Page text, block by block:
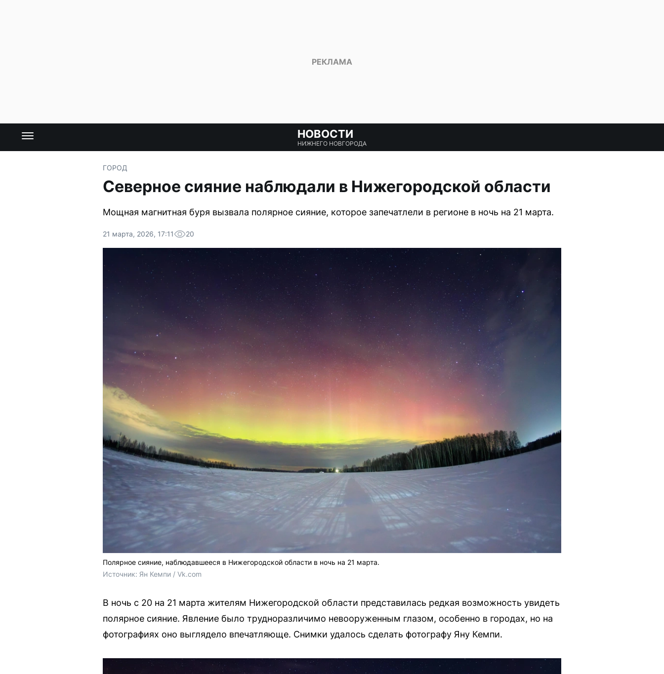
НОВОСТИ
НИЖНЕГО НОВГОРОДА
ГОРОД
Северное сияние наблюдали в Нижегородской области
Мощная магнитная буря вызвала полярное сияние, которое запечатлели в регионе в ночь на 21 марта.
21 марта, 2026, 17:11 20
Полярное сияние, наблюдавшееся в Нижегородской области в ночь на 21 марта.
Источник: Ян Кемпи / Vk.com
В ночь с 20 на 21 марта жителям Нижегородской области представилась редкая возможность увидеть
полярное сияние. Явление было трудноразличимо невооруженным глазом, особенно в городах, но на
фотографиях оно выглядело впечатляюще. Снимки удалось сделать фотографу Яну Кемпи.